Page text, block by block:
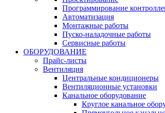
Программирование
Автоматизация
Монтажные работы
Пуско-наладочные работы
Сервисные работы
ОБОРУДОВАНИЕ
Прайс-листы
Вентиляция
Центральные кондиционеры
Вентиляционные установки
Канальное оборудование
Круглое канальное